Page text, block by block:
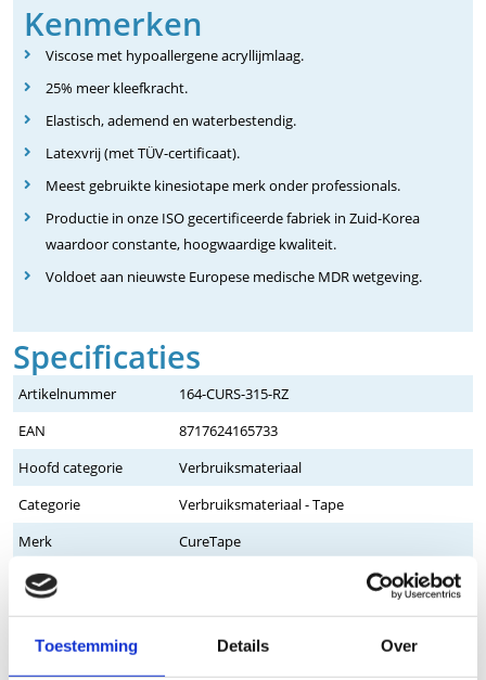
Toestemming Details Over
Kenmerken
Viscose met hypoallergene acryllijmlaag.
25% meer kleefkracht.
Elastisch, ademend en waterbestendig.
Latexvrij (met TÜV-certificaat).
Meest gebruikte kinesiotape merk onder professionals.
Productie in onze ISO gecertificeerde fabriek in Zuid-Korea
waardoor constante, hoogwaardige kwaliteit.
Voldoet aan nieuwste Europese medische MDR wetgeving.
Specificaties
Artikelnummer
164-CURS-315-RZ
EAN
8717624165733
Hoofd categorie
Verbruiksmateriaal
Categorie
Verbruiksmateriaal - Tape
Merk
CureTape
Gebruik
Sport, THUIS, NORMALE-HUID of
Uitvoering
Sport Giant